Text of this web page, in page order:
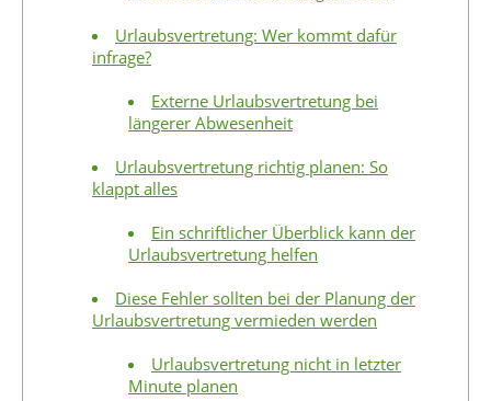
Urlaubsvertretung: Wer kommt dafür
infrage?
Externe Urlaubsvertretung bei
längerer Abwesenheit
Urlaubsvertretung richtig planen: So
klappt alles
Ein schriftlicher Überblick kann der
Urlaubsvertretung helfen
Diese Fehler sollten bei der Planung der
Urlaubsvertretung vermieden werden
Urlaubsvertretung nicht in letzter
Minute planen